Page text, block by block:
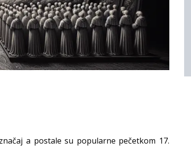
a postale su popularne pečetkom 17.